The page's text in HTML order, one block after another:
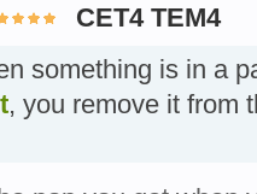
CET4 TEM4
something is in a
, you remove it from